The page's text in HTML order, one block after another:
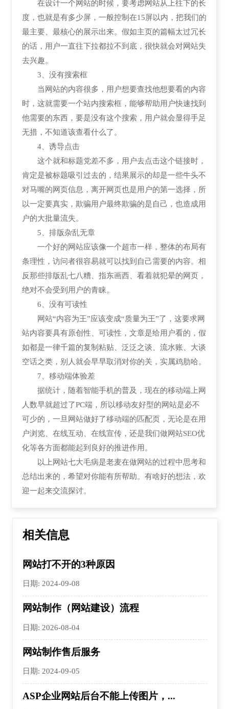
在设计一个网站的时候，要考虑网站从上往下的长
度，也就是有多少屏，一般控制在15屏以内，把我们的
最主要、最核心的展示出来。假如主页的篇幅太过冗长
的话，用户一直往下拉都拉不到底，很快就会对网站失
去兴趣。
3、没有搜索框
当网站的内容很多，用户想要查找他想要看的内容
时，这就需要一个站内搜索框，能够帮助用户快速找到
他需要的东西，要是没有这个搜索，用户就会显得手足
无措，不知道该查看什么了。
4、诱导点击
这个就和标题党差不多，用户去点击这个链接时，
肯定是被标题吸引过去的，结果展示的却是一些牛头不
对马嘴的网页信息，离开网页也是用户的第一选择，所
以一定要真实，欺骗用户最终欺骗的是自己，也造成用
户的大批量流失。
5、排版杂乱无章
一个好的网站应该像一个超市一样，整体的布局有
条理性，访问者很容易就可以找到自己需要的内容。相
反那些排版乱七八糟、指东画西、看着就犯晕的网页，
绝对不会受到用户的青睐。
6、没有可读性
网站“内容为王”应该变成“质量为王”了，这要求网
站内容要具有原创性、可读性，文章是给用户看的，假
如都是一律千篇的复制粘贴、泛泛之谈、流水账、大谈
空话之类，别人就会早早取消对你的关，实属鸡肋哈。
7、移动端体验差
据统计，随着智能手机的普及，现在的移动端上网
人数早就超过了PC端，所以移动友好型的网站是必不
可少的，一旦网站做好了移动端的匹配页，无论是在用
户浏览、在线互动、在线宣传，还是我们做网站SEO优
化等各方面都能起到良好的推进作用。
以上网站七大毛病是老麦在做网站的过程中思考和
总结出来的，希望对你能有所帮助。有啥好的想法，欢
迎一起来交流探讨。
相关信息
网站打不开的3种原因
日期: 2024-09-08
网站制作（网站建设）流程
日期: 2026-08-04
网站制作售后服务
日期: 2024-09-05
ASP企业网站后台不能上传图片，...